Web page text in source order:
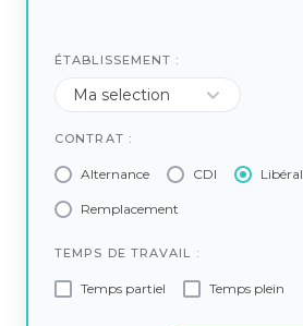
ÉTABLISSEMENT :
CONTRAT :
Alternance CDI Libéral
Remplacement
TEMPS DE TRAVAIL :
Temps partiel Temps plein